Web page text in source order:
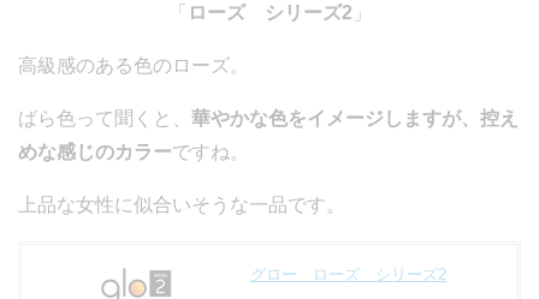
「 ローズ シリーズ2 」
高級感のある色のローズ。
ばら色って聞くと、 華やかな色をイメージしますが、控え
めな感じのカラーですね。
上品な女性に似合いそうな一品です。
グロー ローズ シリーズ2